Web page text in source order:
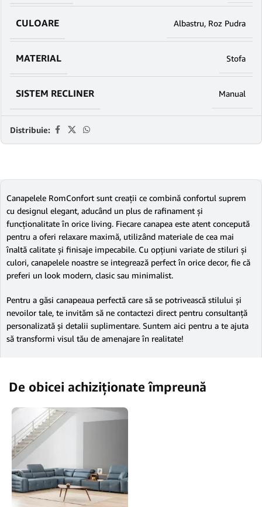
CULOARE Albastru, Roz Pudra
MATERIAL Stofa
SISTEM RECLINER Manual
Distribuie:
Canapelele RomConfort sunt creații ce combină confortul suprem
cu designul elegant, aducând un plus de rafinament și
funcționalitate în orice living. Fiecare canapea este atent concepută
pentru a oferi relaxare maximă, utilizând materiale de cea mai
înaltă calitate și finisaje impecabile. Cu opțiuni variate de stiluri și
culori, canapelele noastre se integrează perfect în orice decor, fie că
preferi un look modern, clasic sau minimalist.
Pentru a găsi canapeaua perfectă care să se potrivească stilului și
nevoilor tale, te invităm să ne contactezi direct pentru consultanță
personalizată și detalii suplimentare. Suntem aici pentru a te ajuta
să transformi visul tău de amenajare în realitate!
De obicei achiziționate împreună